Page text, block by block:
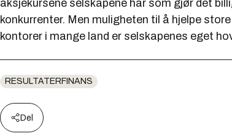
aksjekursene selskapene har som gjør det
konkurrenter. Men muligheten til å hjelpe
kontorer i mange land er selskapenes eget
RESULTATERFINANS
Del